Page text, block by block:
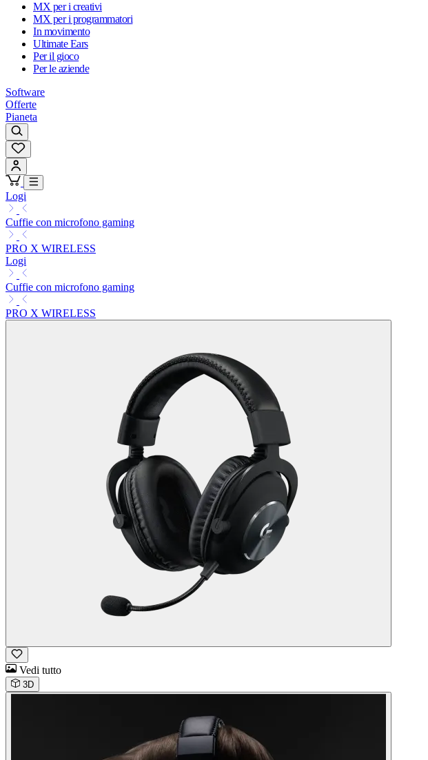
MX per i creativi
MX per i programmatori
In movimento
Ultimate Ears
Per il gioco
Per le aziende
Software
Offerte
Pianeta
Logi
Cuffie con microfono gaming
PRO X WIRELESS
Logi
Cuffie con microfono gaming
PRO X WIRELESS
Vedi tutto
3D